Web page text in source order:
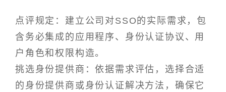
点评规定：建立公司对SSO的实际需求，包
含务必集成的应用程序、身份认证协议、用
户角色和权限构造。
挑选身份提供商：依据需求评估，选择合适
的身份提供商或身份认证解决方法，确保它